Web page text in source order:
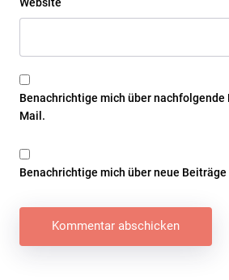
Benachrichtige mich über nachfolgende
Mail.
Benachrichtige mich über neue Beiträge